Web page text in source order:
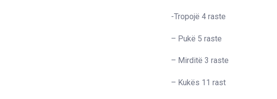
-Tropojë 4 raste
– Pukë 5 raste
– Mirditë 3 raste
– Kukës 11 rast